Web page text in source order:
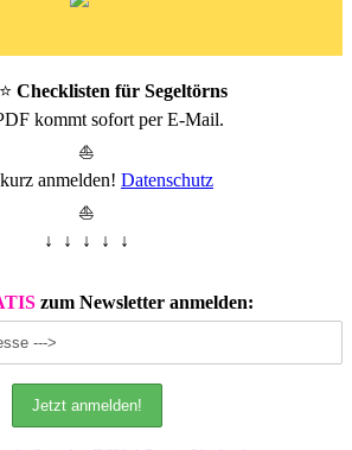
Checklisten für Segeltörns
kommt sofort per E-Mail.
⛵
anmelden! Datenschutz
⛵
↓ ↓ ↓ ↓ ↓
zum Newsletter anmelden: